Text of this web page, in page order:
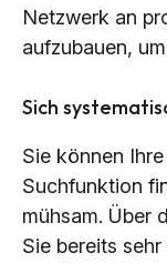
Netzwerk an
aufzubauen,
Sich
Sie können
Suchfunktion
mühsam. Über
Sie bereits